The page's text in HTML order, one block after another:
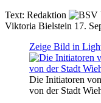
Text: Redaktion
Viktoria Bielstein 17.
Zeige Bild in
Die Initiatoren
von der Stadt